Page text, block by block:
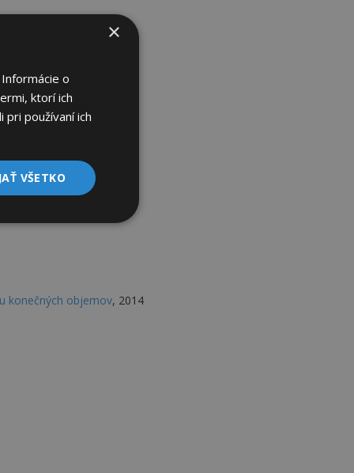
, 2018
konečných objemov, 2014
×
o
ktorí ich
používaní ich
VŠETKO